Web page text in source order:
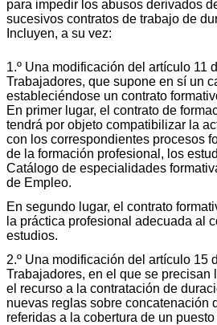
para impedir los abusos derivados
sucesivos contratos de trabajo de
Incluyen, a su vez:
1.º Una modificación del artículo 11
Trabajadores, que supone en sí un
estableciéndose un contrato
En primer lugar, el contrato de
tendrá por objeto compatibilizar la
con los correspondientes procesos
de la formación profesional, los
Catálogo de especialidades
de Empleo.
En segundo lugar, el contrato
la práctica profesional adecuada al
estudios.
2.º Una modificación del artículo 15
Trabajadores, en el que se precisan
el recurso a la contratación de
nuevas reglas sobre concatenación
referidas a la cobertura de un